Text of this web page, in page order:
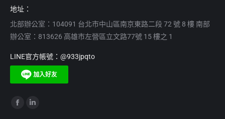
地址：
北部辦公室：104091 台北市中山區南京東路二段 72 號 8 樓 南部
辦公室：813626 高雄市左營區立文路77號 15 樓之 1
LINE官方帳號：@933jpqto
Find us on: